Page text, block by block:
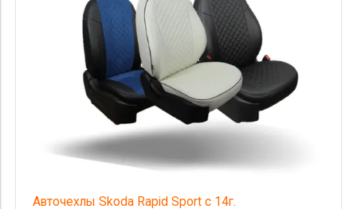
Авточехлы Skoda Rapid Sport с 14г.